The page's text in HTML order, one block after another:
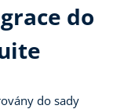
do
do sady